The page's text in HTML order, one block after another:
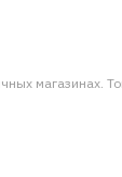
магазинах.